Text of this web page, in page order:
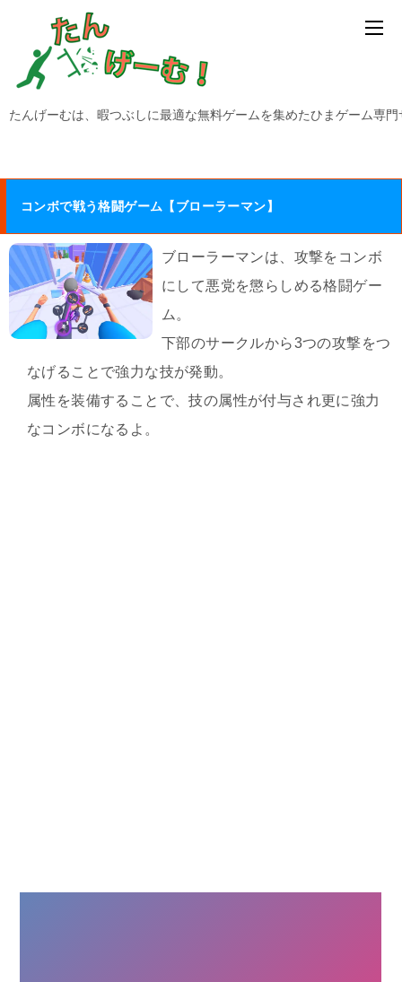
たんげーむは、暇つぶしに最適な無料ゲームを集めたひまゲーム専
コンボで戦う格闘ゲーム【ブローラーマン】
ブローラーマンは、攻撃をコンボ
にして悪党を懲らしめる格闘ゲー
ム。
下部のサークルから3つの攻撃をつ
なげることで強力な技が発動。
属性を装備することで、技の属性が付与され更に強力
なコンボになるよ。